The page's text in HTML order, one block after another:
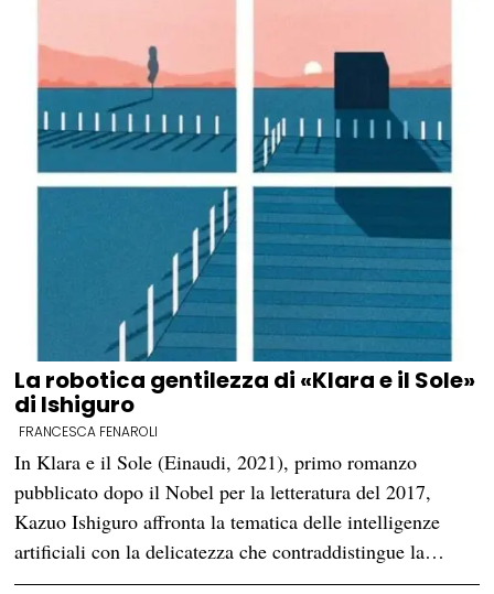
La robotica gentilezza di «Klara e il Sole»
di Ishiguro
FRANCESCA FENAROLI
In Klara e il Sole (Einaudi, 2021), primo romanzo
pubblicato dopo il Nobel per la letteratura del 2017,
Kazuo Ishiguro affronta la tematica delle intelligenze
artificiali con la delicatezza che contraddistingue la…